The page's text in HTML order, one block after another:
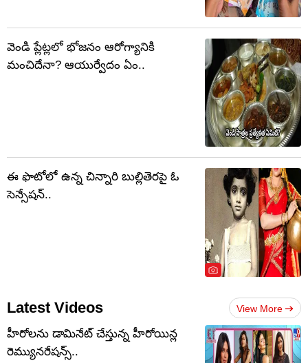
వెండి ప్లేట్లలో భోజనం ఆరోగ్యానికి
మంచిదేనా? ఆయుర్వేదం ఏం..
ఈ ఫొటోలో ఉన్న చిన్నారి బుల్లితెరపై ఓ
సెన్సేషన్..
Latest Videos View More
హీరోలను డామినేట్ చేస్తున్న హీరోయిన్ల
రెమ్యునరేషన్స్..